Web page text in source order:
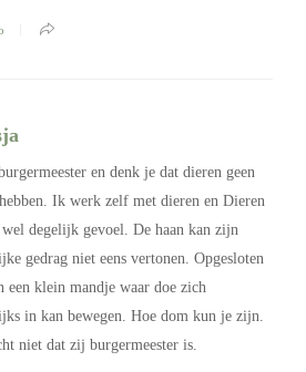
en denk je dat dieren geen
Ik werk zelf met dieren en Dieren
wel degelijk gevoel. De haan kan zijn
gedrag niet eens vertonen. Opgesloten
een klein mandje waar doe zich
in kan bewegen. Hoe dom kun je zijn.
niet dat zij burgermeester is.